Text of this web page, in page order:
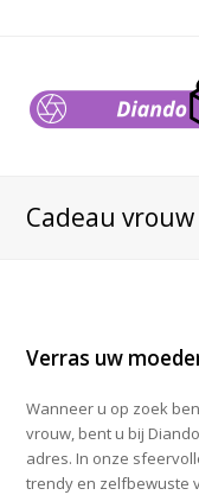
Cadeau vrouw
Verras uw
Wanneer u op zoek
vrouw, bent u bij
adres. In onze
trendy en zelfbewuste